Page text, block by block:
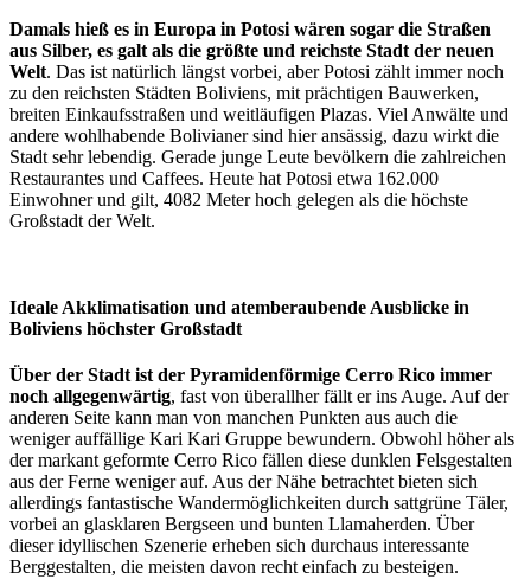
Damals hieß es in Europa in Potosi wären sogar die Straßen
aus Silber, es galt als die größte und reichste Stadt der neuen
Welt. Das ist natürlich längst vorbei, aber Potosi zählt immer noch
zu den reichsten Städten Boliviens, mit prächtigen Bauwerken,
breiten Einkaufsstraßen und weitläufigen Plazas. Viel Anwälte und
andere wohlhabende Bolivianer sind hier ansässig, dazu wirkt die
Stadt sehr lebendig. Gerade junge Leute bevölkern die zahlreichen
Restaurantes und Caffees. Heute hat Potosi etwa 162.000
Einwohner und gilt, 4082 Meter hoch gelegen als die höchste
Großstadt der Welt.
Ideale Akklimatisation und atemberaubende Ausblicke in
Boliviens höchster Großstadt
Über der Stadt ist der Pyramidenförmige Cerro Rico immer
noch allgegenwärtig, fast von überallher fällt er ins Auge. Auf der
anderen Seite kann man von manchen Punkten aus auch die
weniger auffällige Kari Kari Gruppe bewundern. Obwohl höher als
der markant geformte Cerro Rico fällen diese dunklen Felsgestalten
aus der Ferne weniger auf. Aus der Nähe betrachtet bieten sich
allerdings fantastische Wandermöglichkeiten durch sattgrüne Täler,
vorbei an glasklaren Bergseen und bunten Llamaherden. Über
dieser idyllischen Szenerie erheben sich durchaus interessante
Berggestalten, die meisten davon recht einfach zu besteigen.